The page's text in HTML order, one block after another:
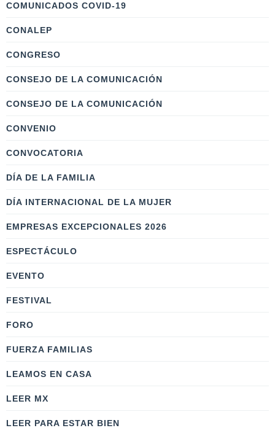
COMUNICADOS COVID-19
CONALEP
CONGRESO
CONSEJO DE LA COMUNICACIÓN
CONSEJO DE LA COMUNICACIÓN
CONVENIO
CONVOCATORIA
DÍA DE LA FAMILIA
DÍA INTERNACIONAL DE LA MUJER
EMPRESAS EXCEPCIONALES 2026
ESPECTÁCULO
EVENTO
FESTIVAL
FORO
FUERZA FAMILIAS
LEAMOS EN CASA
LEER MX
LEER PARA ESTAR BIEN